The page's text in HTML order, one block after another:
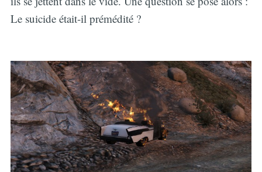
Le suicide était-il prémédité ?